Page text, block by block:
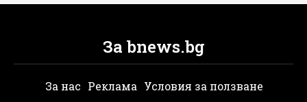
За bnews.bg
За нас Реклама Условия за ползване